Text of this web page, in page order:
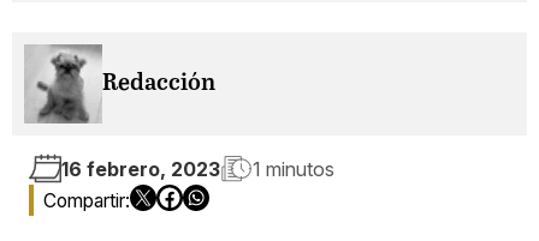
Redacción
16 febrero, 2023 1 minutos